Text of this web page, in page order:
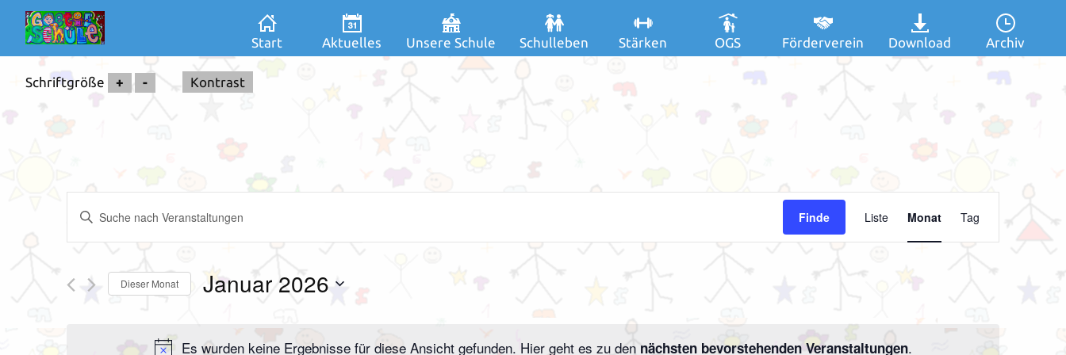
Start Aktuelles Unsere Schule Schulleben Stärken OGS Förderverein Download Archiv
Schriftgröße + - Kontrast
Es wurden keine Ergebnisse für diese Ansicht gefunden. Hier geht es zu den nächsten bevorstehenden Veranstaltungen.
Suche
und
Navigation
Bitte
nach
Finde
Ansichten-
Navigation
Liste Monat Tag
Dieser Monat Januar 2026
wählen.